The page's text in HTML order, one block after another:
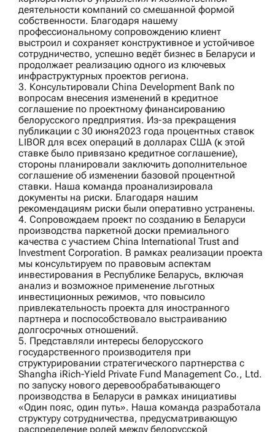
деятельности компаний со смешанной формой
собственности. Благодаря нашему
профессиональному сопровождению клиент
выстроил и сохраняет конструктивное и устойчивое
сотрудничество, успешно ведёт бизнес в Беларуси и
продолжает реализацию одного из ключевых
инфраструктурных проектов региона.
3. Консультировали China Development Bank по
вопросам внесения изменений в кредитное
соглашение по проектному финансированию
белорусского предприятия. Из-за прекращения
публикации с 30 июня2023 года процентных ставок
LIBOR для всех операций в долларах США (к этой
ставке было привязано кредитное соглашение),
стороны планировали заключить дополнительное
соглашение об изменении базовой процентной
ставки. Наша команда проанализировала
документы на риски. Благодаря нашим
рекомендациям риски были оперативно устранены.
4. Сопровождаем проект по созданию в Беларуси
производства паркетной доски премиального
качества с участием China International Trust and
Investment Corporation. В рамках реализации проекта
мы консультируем по правовым аспектам
инвестирования в Республике Беларусь, включая
анализ и возможное применение льготных
инвестиционных режимов, что повысило
привлекательность проекта для иностранного
партнера и поспособствовало выстраиванию
долгосрочных отношений.
5. Представляли интересы белорусского
государственного производителя при
структурировании стратегического партнерства с
Shangha iRich‑Yield Private Fund Management Co., Ltd.
по запуску нового деревообрабатывающего
производства в Беларуси в рамках инициативы
«Один пояс, один путь». Наша команда разработала
структуру сотрудничества, предусматривающую
распределение ролей между белорусской